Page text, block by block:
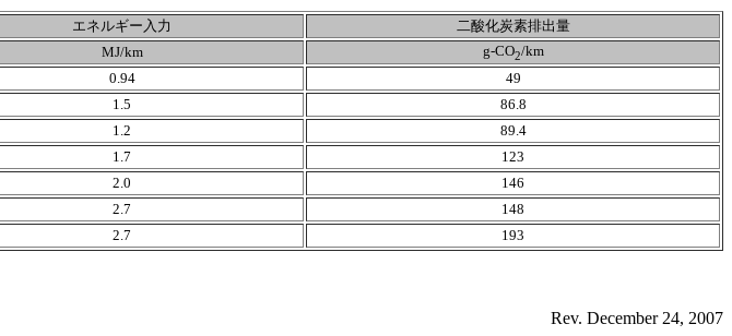
エネルギー入力
二酸化炭素排出量
MJ/km g-CO2/km
0.94
49
1.5
86.8
1.2
89.4
1.7
123
2.0
146
2.7
148
2.7 193
Rev. December 24, 2007